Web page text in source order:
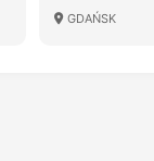
GDAŃSK